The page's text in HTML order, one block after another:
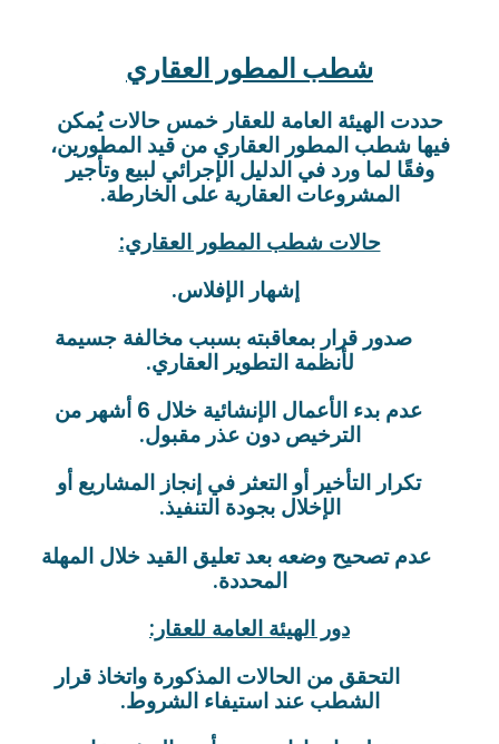
شطب المطور العقاري
حددت الهيئة العامة للعقار خمس حالات يُمكن
فيها شطب المطور العقاري من قيد المطورين،
وفقًا لما ورد في الدليل الإجرائي لبيع وتأجير
المشروعات العقارية على الخارطة.
حالات شطب المطور العقاري:
إشهار الإفلاس.
صدور قرار بمعاقبته بسبب مخالفة جسيمة
لأنظمة التطوير العقاري.
عدم بدء الأعمال الإنشائية خلال 6 أشهر من
الترخيص دون عذر مقبول.
تكرار التأخير أو التعثر في إنجاز المشاريع أو
الإخلال بجودة التنفيذ.
عدم تصحيح وضعه بعد تعليق القيد خلال المهلة
المحددة.
دور الهيئة العامة للعقار:
التحقق من الحالات المذكورة واتخاذ قرار
الشطب عند استيفاء الشروط.